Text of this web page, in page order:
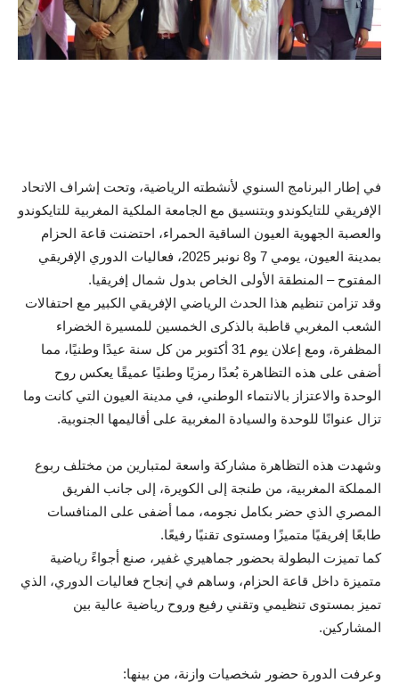
في إطار البرنامج السنوي لأنشطته الرياضية، وتحت إشراف الاتحاد
الإفريقي للتايكوندو وبتنسيق مع الجامعة الملكية المغربية للتايكوندو
والعصبة الجهوية العيون الساقية الحمراء، احتضنت قاعة الحزام
بمدينة العيون، يومي 7 و8 نونبر 2025، فعاليات الدوري الإفريقي
المفتوح – المنطقة الأولى الخاص بدول شمال إفريقيا.
وقد تزامن تنظيم هذا الحدث الرياضي الإفريقي الكبير مع احتفالات
الشعب المغربي قاطبة بالذكرى الخمسين للمسيرة الخضراء
المظفرة، ومع إعلان يوم 31 أكتوبر من كل سنة عيدًا وطنيًا، مما
أضفى على هذه التظاهرة بُعدًا رمزيًا وطنيًا عميقًا يعكس روح
الوحدة والاعتزاز بالانتماء الوطني، في مدينة العيون التي كانت وما
تزال عنوانًا للوحدة والسيادة المغربية على أقاليمها الجنوبية.
وشهدت هذه التظاهرة مشاركة واسعة لمتبارين من مختلف ربوع
المملكة المغربية، من طنجة إلى الكويرة، إلى جانب الفريق
المصري الذي حضر بكامل نجومه، مما أضفى على المنافسات
طابعًا إفريقيًا متميزًا ومستوى تقنيًا رفيعًا.
كما تميزت البطولة بحضور جماهيري غفير، صنع أجواءً رياضية
متميزة داخل قاعة الحزام، وساهم في إنجاح فعاليات الدوري، الذي
تميز بمستوى تنظيمي وتقني رفيع وروح رياضية عالية بين
المشاركين.
وعرفت الدورة حضور شخصيات وازنة، من بينها: